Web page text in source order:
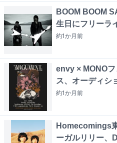
BOOM BOOM
生日にフリーラ
約1か月前
envy × MONO
ス、オーディシ
約1か月前
Homecomings
ーガルリリー、